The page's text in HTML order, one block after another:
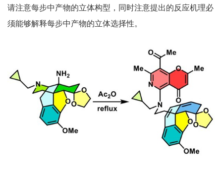
请注意每步中产物的立体构型，同时注意提出的反应机理必
须能够解释每步中产物的立体选择性。